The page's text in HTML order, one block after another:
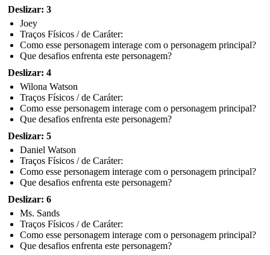
Deslizar: 3
Joey
Traços Físicos / de Caráter:
Como esse personagem interage com o personagem principal?
Que desafios enfrenta este personagem?
Deslizar: 4
Wilona Watson
Traços Físicos / de Caráter:
Como esse personagem interage com o personagem principal?
Que desafios enfrenta este personagem?
Deslizar: 5
Daniel Watson
Traços Físicos / de Caráter:
Como esse personagem interage com o personagem principal?
Que desafios enfrenta este personagem?
Deslizar: 6
Ms. Sands
Traços Físicos / de Caráter:
Como esse personagem interage com o personagem principal?
Que desafios enfrenta este personagem?